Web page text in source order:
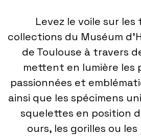
Levez le voile sur les
collections du Muséum
de Toulouse à travers
mettent en lumière les
passionnées et
ainsi que les spécimens
squelettes en position
ours, les gorilles ou